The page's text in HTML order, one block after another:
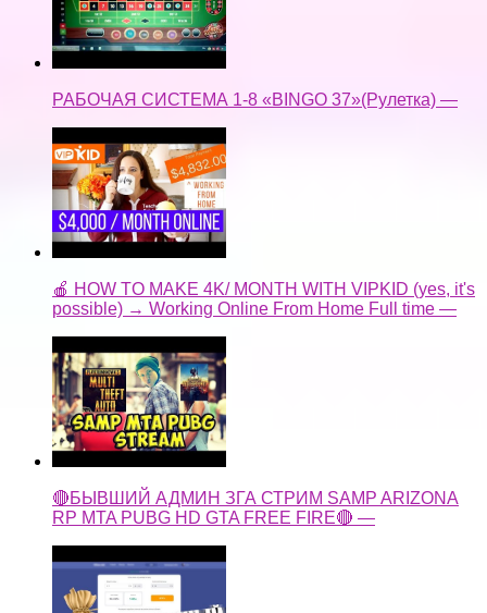
РАБОЧАЯ СИСТЕМА 1-8 «BINGO 37»(Рулетка) —
🍎 HOW TO MAKE 4K/ MONTH WITH VIPKID (yes, it's
possible) → Working Online From Home Full time —
🔴БЫВШИЙ АДМИН ЗГА СТРИМ SAMP ARIZONA
RP MTA PUBG HD GTA FREE FIRE🔴 —